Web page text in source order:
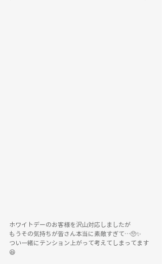
ホワイトデーのお客様を沢山対応しましたが
もうその気持ちが皆さん本当に素敵すぎて…🥺✨
つい一緒にテンション上がって考えてしまってます
😆